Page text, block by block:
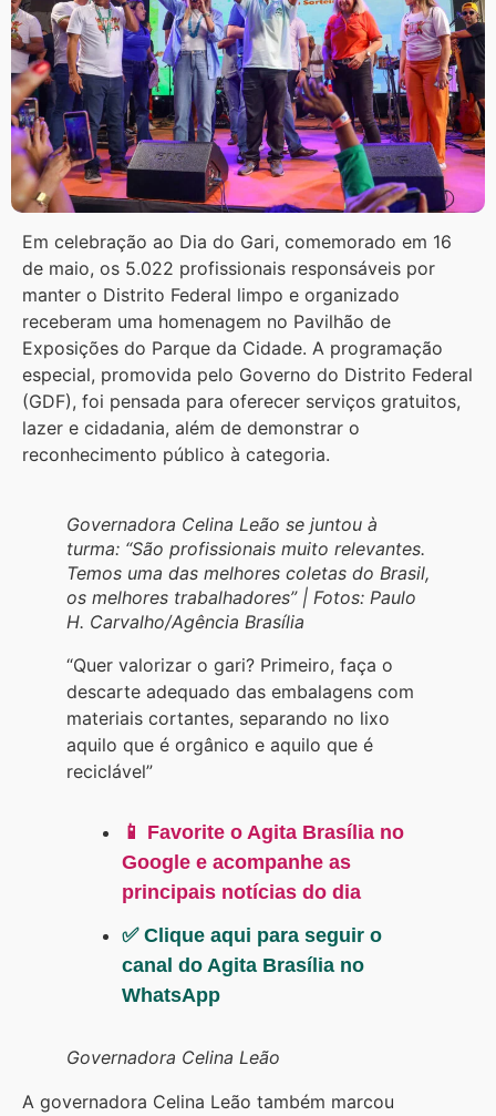
Em celebração ao Dia do Gari, comemorado em 16
de maio, os 5.022 profissionais responsáveis por
manter o Distrito Federal limpo e organizado
receberam uma homenagem no Pavilhão de
Exposições do Parque da Cidade. A programação
especial, promovida pelo Governo do Distrito Federal
(GDF), foi pensada para oferecer serviços gratuitos,
lazer e cidadania, além de demonstrar o
reconhecimento público à categoria.
Governadora Celina Leão se juntou à
turma: “São profissionais muito relevantes.
Temos uma das melhores coletas do Brasil,
os melhores trabalhadores” | Fotos: Paulo
H. Carvalho/Agência Brasília
“Quer valorizar o gari? Primeiro, faça o
descarte adequado das embalagens com
materiais cortantes, separando no lixo
aquilo que é orgânico e aquilo que é
reciclável”
📱 Favorite o Agita Brasília no
Google e acompanhe as
principais notícias do dia
✅ Clique aqui para seguir o
canal do Agita Brasília no
WhatsApp
Governadora Celina Leão
A governadora Celina Leão também marcou